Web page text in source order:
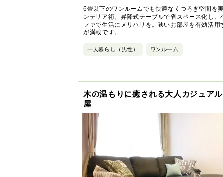
6畳以下のワンルームでも快適なくつろぎ空間を
ンテリア術。昇降式テーブルで省スペース化し、
ファで生活にメリハリを。狭いお部屋を有効活用
が満載です。
一人暮らし（男性） ワンルーム
木の温もりに癒される大人カジュア
屋